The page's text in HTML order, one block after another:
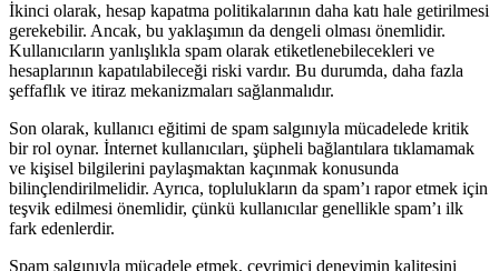
İkinci olarak, hesap kapatma politikalarının daha katı hale getirilmesi
gerekebilir. Ancak, bu yaklaşımın da dengeli olması önemlidir.
Kullanıcıların yanlışlıkla spam olarak etiketlenebilecekleri ve
hesaplarının kapatılabileceği riski vardır. Bu durumda, daha fazla
şeffaflık ve itiraz mekanizmaları sağlanmalıdır.
Son olarak, kullanıcı eğitimi de spam salgınıyla mücadelede kritik
bir rol oynar. İnternet kullanıcıları, şüpheli bağlantılara tıklamamak
ve kişisel bilgilerini paylaşmaktan kaçınmak konusunda
bilinçlendirilmelidir. Ayrıca, toplulukların da spam’ı rapor etmek için
teşvik edilmesi önemlidir, çünkü kullanıcılar genellikle spam’ı ilk
fark edenlerdir.
Spam salgınıyla mücadele etmek, çevrimiçi deneyimin kalitesini